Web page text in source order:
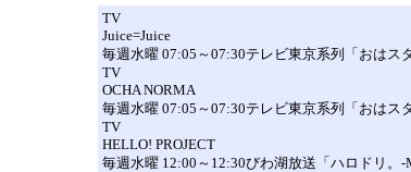
TV
Juice=Juice
毎週水曜 07:05～07:30テレビ東京系列「おは
TV
OCHA NORMA
毎週水曜 07:05～07:30テレビ東京系列「おは
TV
HELLO! PROJECT
毎週水曜 12:00～12:30びわ湖放送「ハロドリ。-